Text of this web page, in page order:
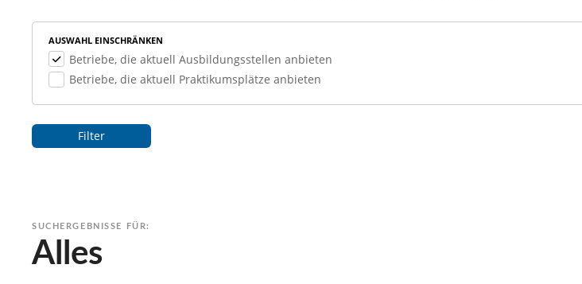
AUSWAHL EINSCHRÄNKEN
Betriebe, die aktuell Ausbildungsstellen anbieten
Betriebe, die aktuell Praktikumsplätze anbieten
Filter
SUCHERGEBNISSE FÜR:
Alles